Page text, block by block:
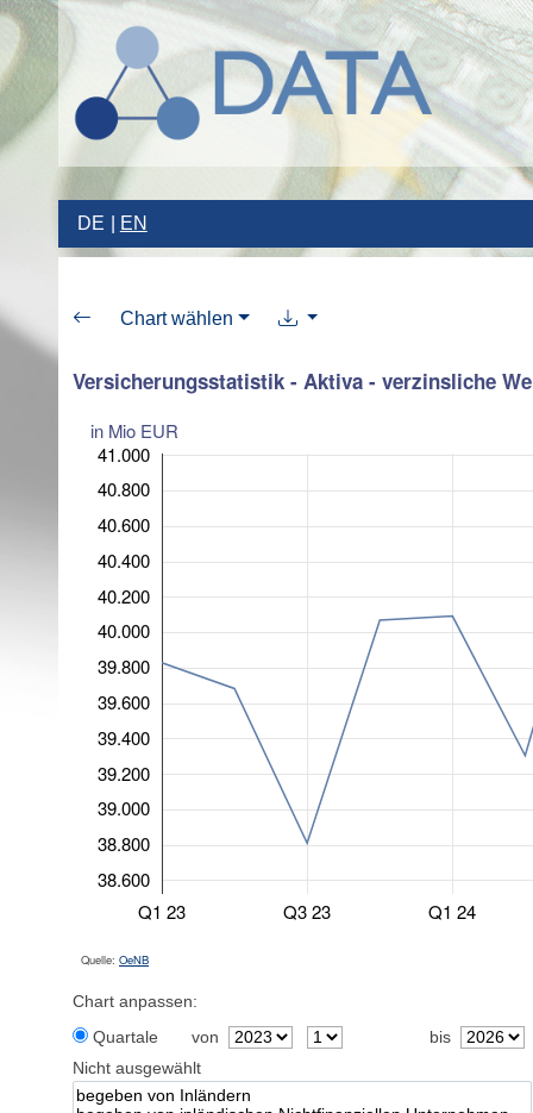
DE EN
Chart wählen
Versicherungsstatistik - Aktiva - verzinsliche
in Mio EUR
Q1 23 Q3 23 Q1 24
38.600
38.800
39.000
39.200
39.400
39.600
39.800
40.000
40.200
40.400
40.600
40.800
41.000
Quelle: OeNB
Chart anpassen:
Quartale
von
bis
Nicht ausgewählt